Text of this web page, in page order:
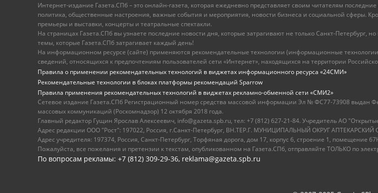
Интернет-издание Газета.СПб – это онлайн-газета, которая ежедневно представляет своим читателям
политика, общественные настроения, важные события и мероприятия, новости бизнеса и социальной сферы.
премьеры и выставки, концерты и театральные спектакли.
На страницах Газета.СПб вы узнаете последние новости дня, которые затрагивают не только Санкт-Петербург,
темы, которые Газета.СПб затрагивает каждый день!
На информационном ресурсе (сайте) применяются рекомендательные технологии (информационные
сведений, относящихся к предпочтениям пользователей сети «Интернет», находящихся на территории
Правила о применении рекомендательных технологий в виджетах информационного ресурса «24СМИ»
Рекомендательные технологии в блоках платформы рекомендаций Sparrow
Правила применения рекомендательных технологий в виджетах рекламно-обменной сети «СМИ2»
Сетевое издание Газета.СПб Регистрационный номер средства массовой информации Эл № ФС77-73908 выдан
массовых коммуникаций (Роскомнадзор) 12 октября 2018 года.
Главный редактор Гущин Ярослав Алексеевич, info@gazeta.spb.ru, тел: +7 (812) 627-21-84. Учредитель АО
Адрес редакции ООО "Рост": 197022, Россия, г.Санкт-Петербург, ВН.ТЕР.Г. МУНИЦИПАЛЬНЫЙ ОКРУГ
Адрес учредителя: 197374, Россия, Санкт-Петербург, Торфяная дорога, дом 17, корпус 6, строение 1, помещение
Пожалуйста, все пожелания и претензии к текстам, опубликованном на Газета.СПб, отправляйте ТОЛЬКО по
По вопросам рекламы: +7 (812) 309-29-36, reklama@gazeta.spb.ru